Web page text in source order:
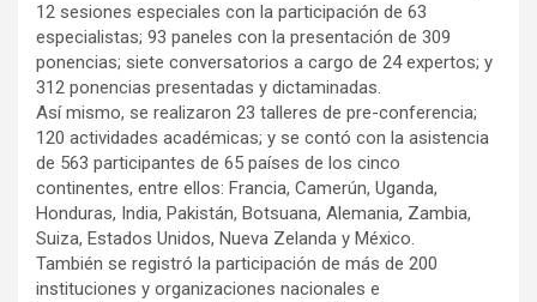
12 sesiones especiales con la participación de 63
especialistas; 93 paneles con la presentación de 309
ponencias; siete conversatorios a cargo de 24 expertos; y
312 ponencias presentadas y dictaminadas.
Así mismo, se realizaron 23 talleres de pre-conferencia;
120 actividades académicas; y se contó con la asistencia
de 563 participantes de 65 países de los cinco
continentes, entre ellos: Francia, Camerún, Uganda,
Honduras, India, Pakistán, Botsuana, Alemania, Zambia,
Suiza, Estados Unidos, Nueva Zelanda y México.
También se registró la participación de más de 200
instituciones y organizaciones nacionales e